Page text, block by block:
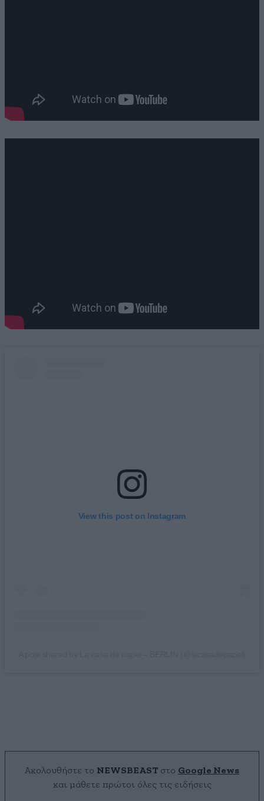
View this post on Instagram
Ακολουθήστε το NEWSBEAST στο Google News
και μάθετε πρώτοι όλες τις ειδήσεις